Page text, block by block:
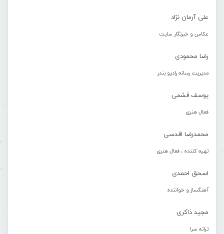
علی آرمان نژاد
عکاس و خبرنگار سایت
رضا محمودی
مدیریت رسانه رادیو بندر
یوسف قشمی
فعال هنری
محمدرضا اقدسی
تهیه کننده ، فعال هنری
اسحق احمدی
آهنگساز و خواننده
مجید ذاکری
ترانه سرا